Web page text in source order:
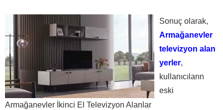
Armağanevler İkinci El Televizyon Alanlar
Sonuç olarak,
Armağanevler
televizyon alan
yerler,
kullanıcıların
eski